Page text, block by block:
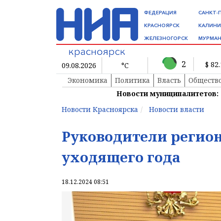
ФЕДЕРАЦИЯ
КРАСНОЯРСК
ЖЕЛЕЗНОГОРСК
САНКТ-
09.08.2026 °C 2
$
Экономика
Политика Власть
Новости муниципалитетов:
Новости Красноярска
Новости власти
Руководители
уходящего года
18.12.2024 08:51